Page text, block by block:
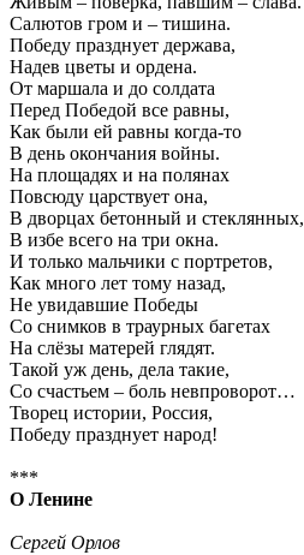
Салютов гром и – тишина.
Победу празднует держава,
Надев цветы и ордена.
От маршала и до солдата
Перед Победой все равны,
Как были ей равны когда-то
В день окончания войны.
На площадях и на полянах
Повсюду царствует она,
В дворцах бетонный и стеклянных,
В избе всего на три окна.
И только мальчики с портретов,
Как много лет тому назад,
Не увидавшие Победы
Со снимков в траурных багетах
На слёзы матерей глядят.
Такой уж день, дела такие,
Со счастьем – боль невпроворот…
Творец истории, Россия,
Победу празднует народ!
***
О Ленине
Сергей Орлов